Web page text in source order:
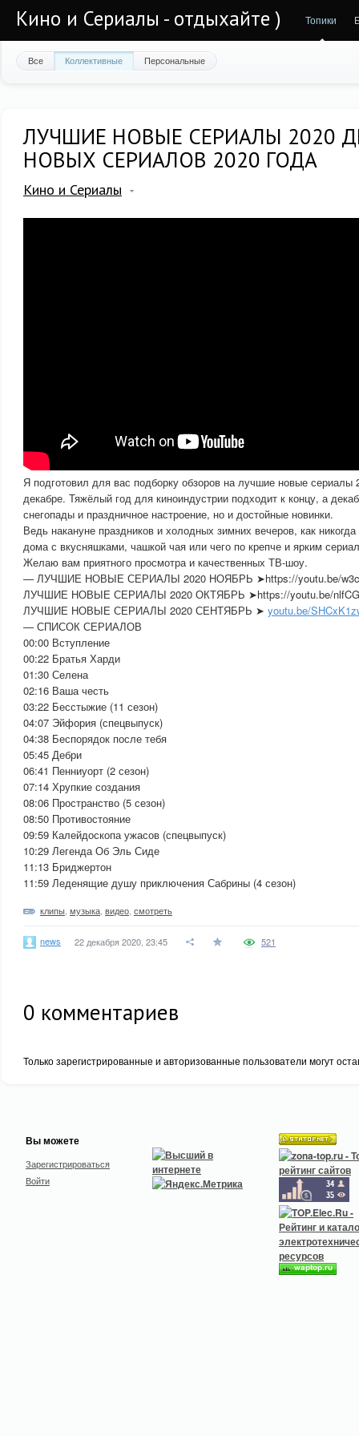
Кино и Сериалы - отдыхайте ) Топики
Все Коллективные Персональные
ЛУЧШИЕ НОВЫЕ СЕРИАЛЫ 2020
НОВЫХ СЕРИАЛОВ 2020 ГОДА
Кино и Сериалы
Я подготовил для вас подборку обзоров на лучшие новые сериалы
декабре. Тяжёлый год для киноиндустрии подходит к концу, а
снегопады и праздничное настроение, но и достойные новинки.
Ведь накануне праздников и холодных зимних вечеров, как
дома с вкусняшками, чашкой чая или чего по крепче и ярким
Желаю вам приятного просмотра и качественных ТВ-шоу.
— ЛУЧШИЕ НОВЫЕ СЕРИАЛЫ 2020 НОЯБРЬ ➤https://youtu.be/
ЛУЧШИЕ НОВЫЕ СЕРИАЛЫ 2020 ОКТЯБРЬ ➤https://youtu.be/
ЛУЧШИЕ НОВЫЕ СЕРИАЛЫ 2020 СЕНТЯБРЬ ➤ youtu.be/
— СПИСОК СЕРИАЛОВ
00:00 Вступление
00:22 Братья Харди
01:30 Селена
02:16 Ваша честь
03:22 Бесстыжие (11 сезон)
04:07 Эйфория (спецвыпуск)
04:38 Беспорядок после тебя
05:45 Дебри
06:41 Пенниуорт (2 сезон)
07:14 Хрупкие создания
08:06 Пространство (5 сезон)
08:50 Противостояние
09:59 Калейдоскопа ужасов (спецвыпуск)
10:29 Легенда Об Эль Сиде
11:13 Бриджертон
11:59 Леденящие душу приключения Сабрины (4 сезон)
клипы музыка видео смотреть
news 22 декабря 2020, 23:45 521
0 комментариев
Только зарегистрированные и авторизованные пользователи могут
Вы можете
Зарегистрироваться
Войти